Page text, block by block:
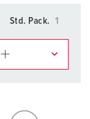
Std. Pack. 1
ADD